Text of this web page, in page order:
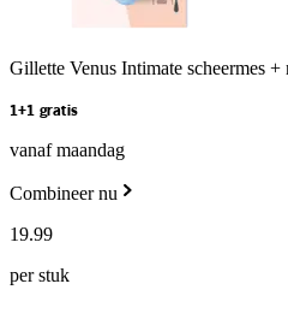
Gillette Venus Intimate scheermes +
1+1 gratis
vanaf maandag
Combineer nu
19.99
per stuk